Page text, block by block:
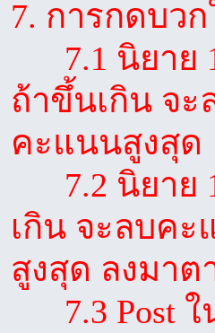
7. การกดบว
7.1 นิยาย 1
ถ้าขึ้นเกิน จะ
คะแนนสูงสุด
7.2 นิยาย 1
เกิน จะลบคะ
สูงสุด ลงมาต
7.3 Post ใ